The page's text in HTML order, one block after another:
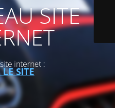
SITE
internet :
SITE